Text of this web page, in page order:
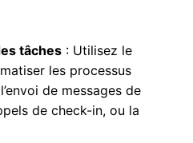
tâches: Utilisez le
les processus
de messages de
de check-in, ou la